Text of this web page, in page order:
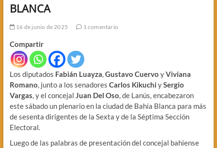
BLANCA
16 de junio de 2025 1 comentario
Compartir
Los diputados Fabián Luayza Gustavo Cuervo yViviana
Romano , junto a los senadores Carlos Kikuchi ySergio
Vargas , y el concejal Juan Del Oso , de Lanús, encabezaron
este sábado un plenario en la ciudad de Bahía Blanca para más
de sesenta dirigentes de la Sexta y de la Séptima Sección
Electoral.
Luego de las palabras de presentación del concejal bahiense